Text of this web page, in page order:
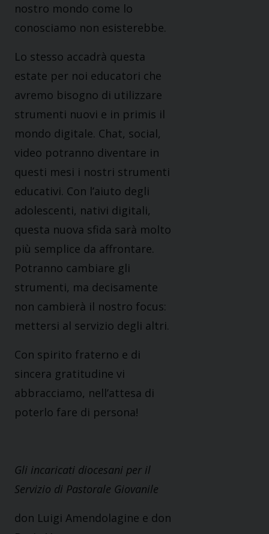
nostro mondo come lo
conosciamo non esisterebbe.
Lo stesso accadrà questa
estate per noi educatori che
avremo bisogno di utilizzare
strumenti nuovi e in primis il
mondo digitale. Chat, social,
video potranno diventare in
questi mesi i nostri strumenti
educativi. Con l’aiuto degli
adolescenti, nativi digitali,
questa nuova sfida sarà molto
più semplice da affrontare.
Potranno cambiare gli
strumenti, ma decisamente
non cambierà il nostro focus:
mettersi al servizio degli altri.
Con spirito fraterno e di
sincera gratitudine vi
abbracciamo, nell’attesa di
poterlo fare di persona!
Gli incaricati diocesani per il
Servizio di Pastorale Giovanile
don Luigi Amendolagine e don